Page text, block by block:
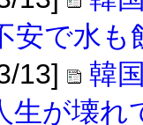
安で水も
13]
韓
生が壊れ